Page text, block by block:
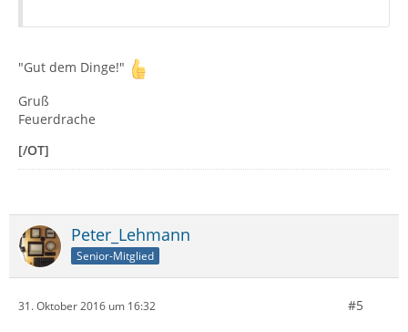
"Gut dem Dinge!"
Gruß
Feuerdrache
[/OT]
Peter_Lehmann
Senior-Mitglied
31. Oktober 2016 um 16:32 #5